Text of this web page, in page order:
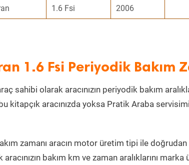
1.6 Fsi 2006
1.6 Fsi Periyodik Bakım
sahibi olarak aracınızın periyodik bakım
kitapçık aracınızda yoksa Pratik Araba
zamanı aracın motor üretim tipi ile doğrudan
bakım km ve zaman aralıklarını